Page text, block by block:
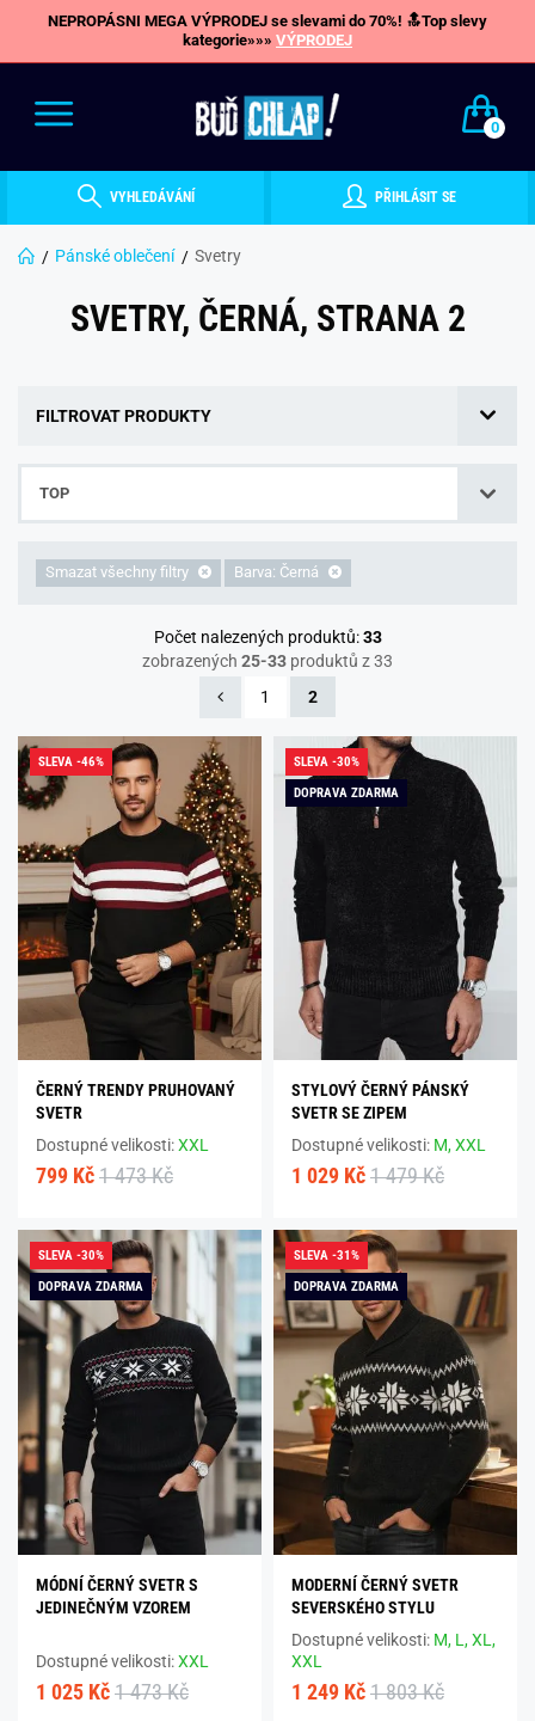
NEPROPÁSNI MEGA VÝPRODEJ se slevami do 70%! 🔝Top slevy
kategorie»»» VÝPRODEJ
0
VYHLEDÁVÁNÍ PŘIHLÁSIT SE
Pánské oblečení Svetry
SVETRY, ČERNÁ, STRANA 2
FILTROVAT PRODUKTY
TOP
Smazat všechny filtry Barva: Černá
Počet nalezených produktů:33
zobrazených 25-33produktů z 33
1
2
SLEVA -46%
ČERNÝ TRENDY PRUHOVANÝ
SVETR
Dostupné velikosti:XXL
799 Kč 1 473 Kč
SLEVA -30%
DOPRAVA ZDARMA
STYLOVÝ ČERNÝ PÁNSKÝ
SVETR SE ZIPEM
Dostupné velikosti: M,XXL
1 029 Kč 1 479 Kč
SLEVA -30%
DOPRAVA ZDARMA
MÓDNÍ ČERNÝ SVETR S
JEDINEČNÝM VZOREM
Dostupné velikosti:XXL
1 025 Kč 1 473 Kč
SLEVA -31%
DOPRAVA ZDARMA
MODERNÍ ČERNÝ SVETR
SEVERSKÉHO STYLU
Dostupné velikosti: M, L,XL,
XXL
1 249 Kč 1 803 Kč